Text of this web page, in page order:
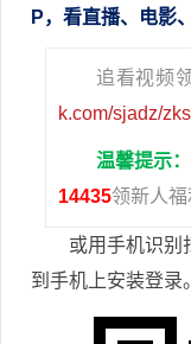
P，看直播、电影
追看视频
k.com/sjadz/
温馨提示：
14435领新人福
或用手机识别
到手机上安装登录。